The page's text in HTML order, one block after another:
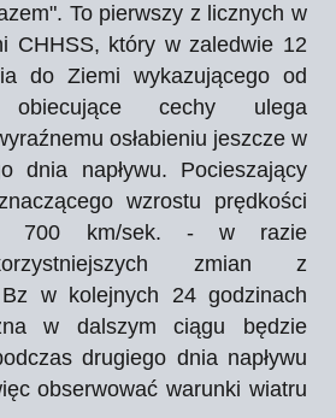
To pierwszy z licznych w
CHHSS, który w zaledwie 12
do Ziemi wykazującego od
cechy ulega
osłabieniu jeszcze w
dnia napływu. Pocieszający
wzrostu prędkości
700 km/sek. - w razie
zmian z
w kolejnych 24 godzinach
w dalszym ciągu będzie
drugiego dnia napływu
obserwować warunki wiatru